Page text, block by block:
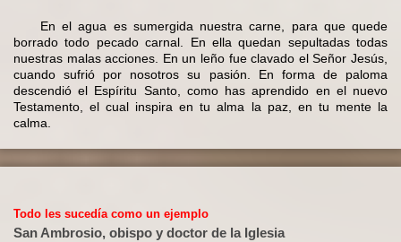
En el agua es sumergida nuestra carne, para que quede
borrado todo pecado carnal. En ella quedan sepultadas todas
nuestras malas acciones. En un leño fue clavado el Señor Jesús,
cuando sufrió por nosotros su pasión. En forma de paloma
descendió el Espíritu Santo, como has aprendido en el nuevo
Testamento, el cual inspira en tu alma la paz, en tu mente la
calma.
Todo les sucedía como un ejemplo
San Ambrosio, obispo y doctor de la Iglesia